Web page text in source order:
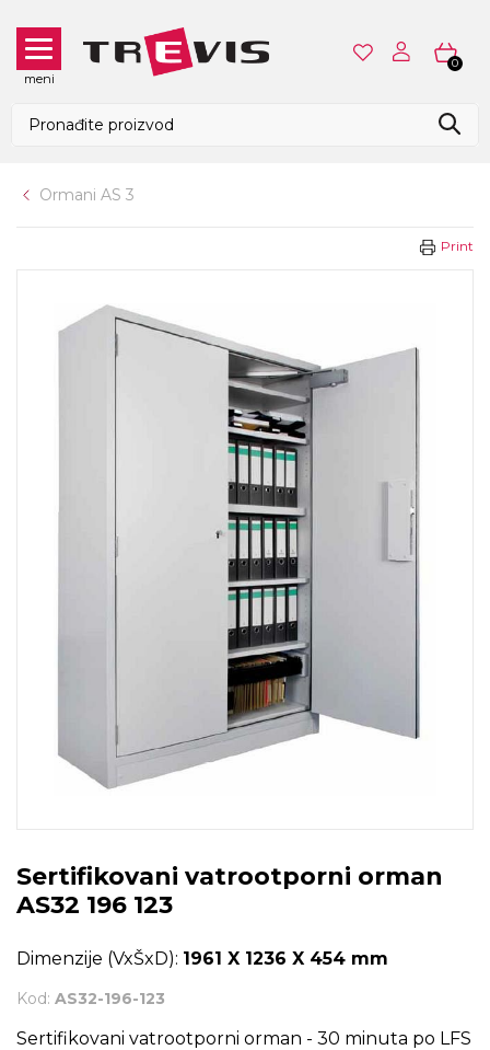
meni
0
Ormani AS 3
Print
Sertifikovani vatrootporni orman
AS32 196 123
Dimenzije (VxŠxD): 1961 X 1236 X 454 mm
Kod: AS32-196-123
Sertifikovani vatrootporni orman - 30 minuta po LFS